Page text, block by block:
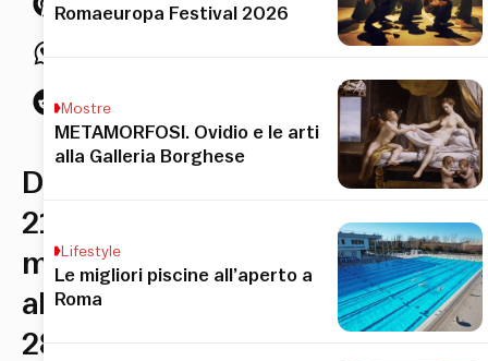
Dal
21
maggio
al
28
Romaeuropa Festival 2026
Mostre
METAMORFOSI. Ovidio e le arti
alla Galleria Borghese
Lifestyle
Le migliori piscine all’aperto a
Roma